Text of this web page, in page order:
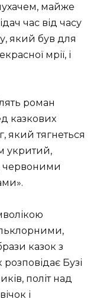
майже
час від часу
який був для
мрії, і
роман
казкових
який тягнеться
укритий,
казок з
розповідає Бузі
політ над
і